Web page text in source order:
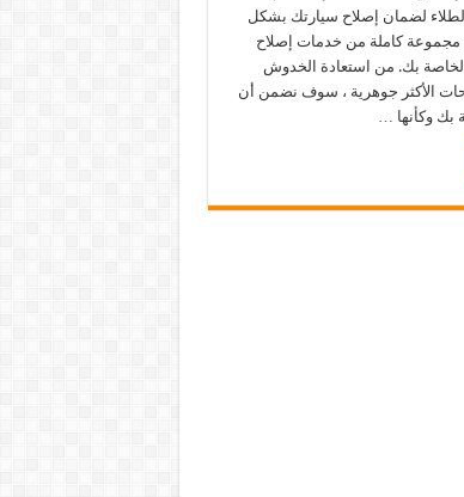
لضمان إصلاح سيارتك بشكل
مجموعة كاملة من خدمات إصلاح
بك. من استعادة الخدوش
الأكثر جوهرية ، سوف نضمن أن
بك وكأنها …